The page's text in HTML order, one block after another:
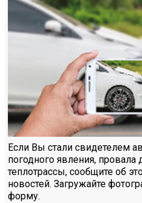
Если Вы стали свидетелем
погодного явления,
теплотрассы, сообщите об
новостей. Загружайте
форму.